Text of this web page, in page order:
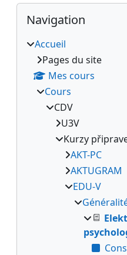
Blocs
Passer Navigation
Navigation
Accueil
Pages du site
Mes cours
Cours
CDV
U3V
Kurzy
AKT-PC
AKTUGRAM
EDU-V